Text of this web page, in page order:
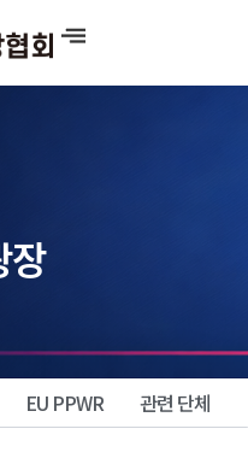
장
EU PPWR 관련 단체